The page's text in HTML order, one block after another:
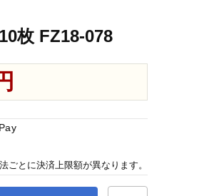
枚 FZ18-078
ごとに決済上限額が異なります。